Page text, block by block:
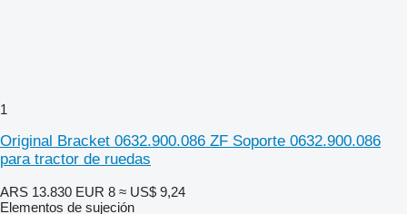
1
Original Bracket 0632.900.086 ZF Soporte 0632.900.086
para tractor de ruedas
ARS 13.830 EUR 8 ≈ US$ 9,24
Elementos de sujeción